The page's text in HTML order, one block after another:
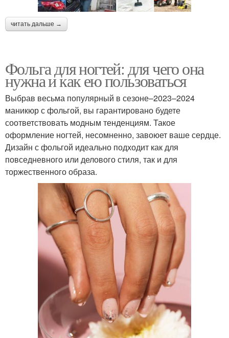
читать дальше →
Фольга для ногтей: для чего она
нужна и как ею пользоваться
Выбрав весьма популярный в сезоне–2023–2024
маникюр с фольгой, вы гарантировано будете
соответствовать модным тенденциям. Такое
оформление ногтей, несомненно, завоюет ваше сердце.
Дизайн с фольгой идеально подходит как для
повседневного или делового стиля, так и для
торжественного образа.